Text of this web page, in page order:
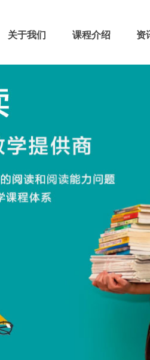
关于我们 课程介绍 资